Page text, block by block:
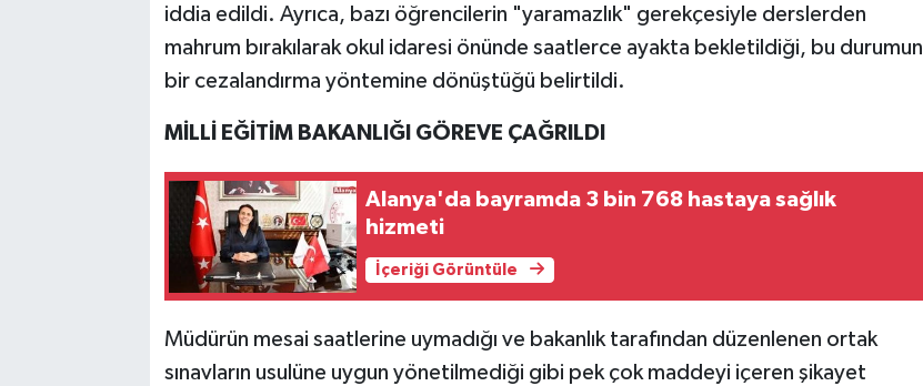
iddia edildi. Ayrıca, bazı öğrencilerin "yaramazlık" gerekçesiyle derslerden
mahrum bırakılarak okul idaresi önünde saatlerce ayakta bekletildiği, bu durumun
bir cezalandırma yöntemine dönüştüğü belirtildi.
MİLLİ EĞİTİM BAKANLIĞI GÖREVE ÇAĞRILDI
Alanya'da bayramda 3 bin 768 hastaya sağlık
hizmeti
İçeriği Görüntüle
Müdürün mesai saatlerine uymadığı ve bakanlık tarafından düzenlenen ortak
sınavların usulüne uygun yönetilmediği gibi pek çok maddeyi içeren şikayet